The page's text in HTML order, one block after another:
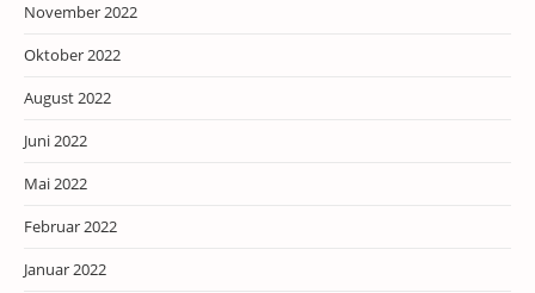
November 2022
Oktober 2022
August 2022
Juni 2022
Mai 2022
Februar 2022
Januar 2022